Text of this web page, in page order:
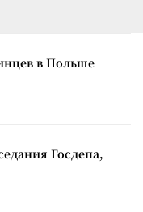
в Польше
Госдепа,